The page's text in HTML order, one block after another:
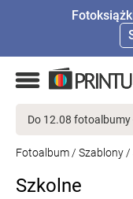
Do 12.08 fotoalbumy
Fotoalbum / Szablony /
Szkolne